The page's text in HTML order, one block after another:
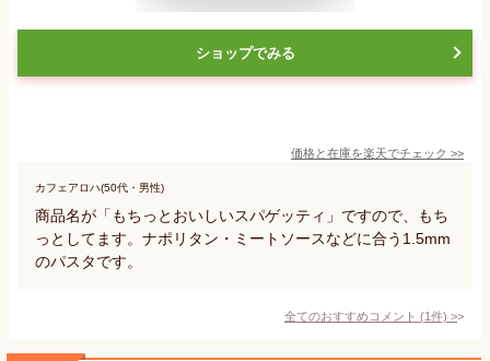
ショップでみる
価格と在庫を楽天でチェック >>
カフェアロハ(50代・男性)
商品名が「もちっとおいしいスパゲッティ」ですので、もち
っとしてます。ナポリタン・ミートソースなどに合う1.5mm
のパスタです。
全てのおすすめコメント (1件) >